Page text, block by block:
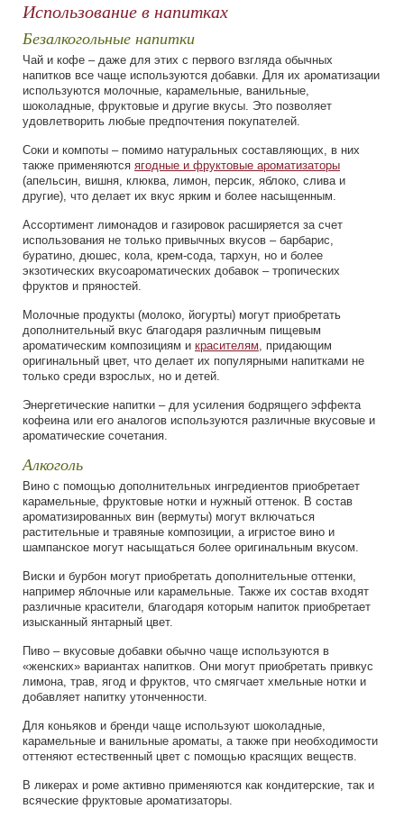
Использование в напитках
Безалкогольные напитки
Чай и кофе – даже для этих с первого взгляда обычных
напитков все чаще используются добавки. Для их ароматизации
используются молочные, карамельные, ванильные,
шоколадные, фруктовые и другие вкусы. Это позволяет
удовлетворить любые предпочтения покупателей.
Соки и компоты – помимо натуральных составляющих, в них
также применяются ягодные и фруктовые ароматизаторы
(апельсин, вишня, клюква, лимон, персик, яблоко, слива и
другие), что делает их вкус ярким и более насыщенным.
Ассортимент лимонадов и газировок расширяется за счет
использования не только привычных вкусов – барбарис,
буратино, дюшес, кола, крем-сода, тархун, но и более
экзотических вкусоароматических добавок – тропических
фруктов и пряностей.
Молочные продукты (молоко, йогурты) могут приобретать
дополнительный вкус благодаря различным пищевым
ароматическим композициям и красителям , придающим
оригинальный цвет, что делает их популярными напитками не
только среди взрослых, но и детей.
Энергетические напитки – для усиления бодрящего эффекта
кофеина или его аналогов используются различные вкусовые и
ароматические сочетания.
Алкоголь
Вино с помощью дополнительных ингредиентов приобретает
карамельные, фруктовые нотки и нужный оттенок. В состав
ароматизированных вин (вермуты) могут включаться
растительные и травяные композиции, а игристое вино и
шампанское могут насыщаться более оригинальным вкусом.
Виски и бурбон могут приобретать дополнительные оттенки,
например яблочные или карамельные. Также их состав входят
различные красители, благодаря которым напиток приобретает
изысканный янтарный цвет.
Пиво – вкусовые добавки обычно чаще используются в
«женских» вариантах напитков. Они могут приобретать привкус
лимона, трав, ягод и фруктов, что смягчает хмельные нотки и
добавляет напитку утонченности.
Для коньяков и бренди чаще используют шоколадные,
карамельные и ванильные ароматы, а также при необходимости
оттеняют естественный цвет с помощью красящих веществ.
В ликерах и роме активно применяются как кондитерские, так и
всяческие фруктовые ароматизаторы.